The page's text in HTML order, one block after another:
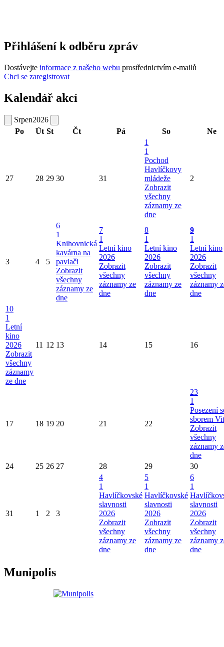
Přihlášení k odběru zpráv
Dostávejte informace z našeho webu prostřednictvím e-mailů
Chci se zaregistrovat
Kalendář akcí
Srpen2026
Po
Út St Čt Pá So Ne
27 28 29 30 31
1
1
Pochod
Havlíčkovy
mládeže
Zobrazit
všechny
záznamy ze
dne
2
3 4 5
6
1
Knihovnická
kavárna na
pavlači
Zobrazit
všechny
záznamy ze
dne
7
1
Letní kino
2026
Zobrazit
všechny
záznamy ze
dne
8
1
Letní kino
2026
Zobrazit
všechny
záznamy ze
dne
9
1
Letní kino
2026
Zobrazit
všechny
záznamy
dne
10
1
Letní
kino
2026
Zobrazit
všechny
záznamy
ze dne
11 12 13 14 15 16
17 18 19 20 21 22
23
1
Posezení
sborem
Zobrazit
všechny
záznamy
dne
24
25 26 27 28 29 30
31 1 2 3
4
1
Havlíčkovské
slavnosti
2026
Zobrazit
všechny
záznamy ze
dne
5
1
Havlíčkovské
slavnosti
2026
Zobrazit
všechny
záznamy ze
dne
6
1
slavnosti
2026
Zobrazit
všechny
záznamy
dne
Munipolis